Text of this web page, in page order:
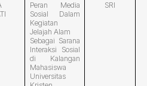
Peran Media
Sosial Dalam
Kegiatan
Jelajah Alam
Sebagai Sarana
Interaksi Sosial
di Kalangan
Mahasiswa
Universitas
SRI